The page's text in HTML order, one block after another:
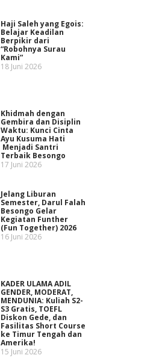
Haji Saleh yang Egois:
Belajar Keadilan
Berpikir dari
“Robohnya Surau
Kami”
18 Juni 2026
Khidmah dengan
Gembira dan Disiplin
Waktu: Kunci Cinta
Ayu Kusuma Hati
Menjadi Santri
Terbaik Besongo
17 Juni 2026
Jelang Liburan
Semester, Darul Falah
Besongo Gelar
Kegiatan Funther
(Fun Together) 2026
16 Juni 2026
KADER ULAMA ADIL
GENDER, MODERAT,
MENDUNIA: Kuliah S2-
S3 Gratis, TOEFL
Diskon Gede, dan
Fasilitas Short Course
ke Timur Tengah dan
Amerika!
15 Juni 2026